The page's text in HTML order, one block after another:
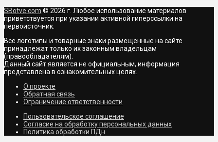
SBotve.com © 2026 г. Любое использование материалов
приветствуется при указании активной гиперссылки на
первоисточник.
Все логотипы и товарные знаки размещенные на сайте
принадлежат только их законным владельцам
(правообладателям).
Данный сайт является не официальным, информация
представлена в ознакомительных целях.
О проекте
Обратная связь
Ограничение ответственности
Пользовательское соглашение
Согласие на обработку персональных данных
Политика обработки ПДн